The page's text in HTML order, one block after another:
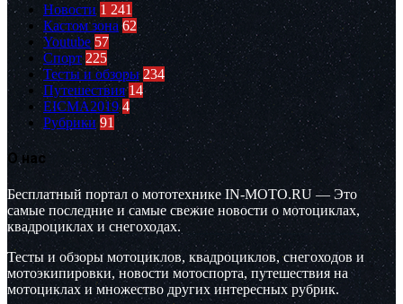
Новости 1 241
Кастом зона 62
Youtube 57
Спорт 225
Тесты и обзоры 234
Путешествия 14
EICMA2019 4
Рубрики 91
О нас
Бесплатный портал о мототехнике IN-MOTO.RU — Это
самые последние и самые свежие новости о мотоциклах,
квадроциклах и снегоходах.
Тесты и обзоры мотоциклов, квадроциклов, снегоходов и
мотоэкипировки, новости мотоспорта, путешествия на
мотоциклах и множество других интересных рубрик.